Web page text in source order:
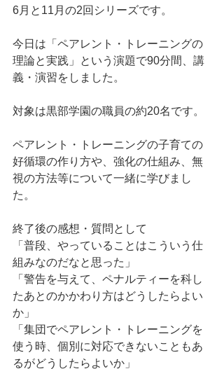
6月と11月の2回シリーズです。
今日は「ペアレント・トレーニングの
理論と実践」という演題で90分間、講
義・演習をしました。
対象は黒部学園の職員の約20名です。
ペアレント・トレーニングの子育ての
好循環の作り方や、強化の仕組み、無
視の方法等について一緒に学びまし
た。
終了後の感想・質問として
「普段、やっていることはこういう仕
組みなのだなと思った」
「警告を与えて、ペナルティーを科し
たあとのかかわり方はどうしたらよい
か」
「集団でペアレント・トレーニングを
使う時、個別に対応できないこともあ
るがどうしたらよいか」